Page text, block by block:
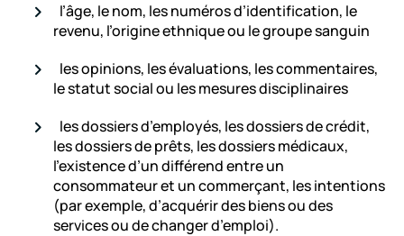
l’âge, le nom, les numéros d’identification, le
revenu, l’origine ethnique ou le groupe sanguin
les opinions, les évaluations, les commentaires,
le statut social ou les mesures disciplinaires
les dossiers d’employés, les dossiers de crédit,
les dossiers de prêts, les dossiers médicaux,
l’existence d’un différend entre un
consommateur et un commerçant, les intentions
(par exemple, d’acquérir des biens ou des
services ou de changer d’emploi).